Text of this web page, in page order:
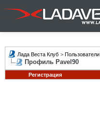
Лада Веста Клуб > Пользователи
Профиль Pavel90
Регистрация